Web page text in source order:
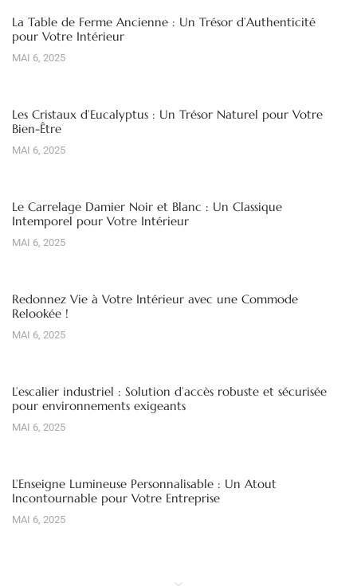
La Table de Ferme Ancienne : Un Trésor d’Authenticité
pour Votre Intérieur
MAI 6, 2025
Les Cristaux d’Eucalyptus : Un Trésor Naturel pour Votre
Bien-Être
MAI 6, 2025
Le Carrelage Damier Noir et Blanc : Un Classique
Intemporel pour Votre Intérieur
MAI 6, 2025
Redonnez Vie à Votre Intérieur avec une Commode
Relookée !
MAI 6, 2025
L’escalier industriel : Solution d’accès robuste et sécurisée
pour environnements exigeants
MAI 6, 2025
L’Enseigne Lumineuse Personnalisable : Un Atout
Incontournable pour Votre Entreprise
MAI 6, 2025